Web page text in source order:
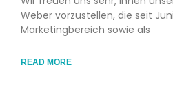
Weber vorzustellen, die seit
Marketingbereich sowie als
READ MORE